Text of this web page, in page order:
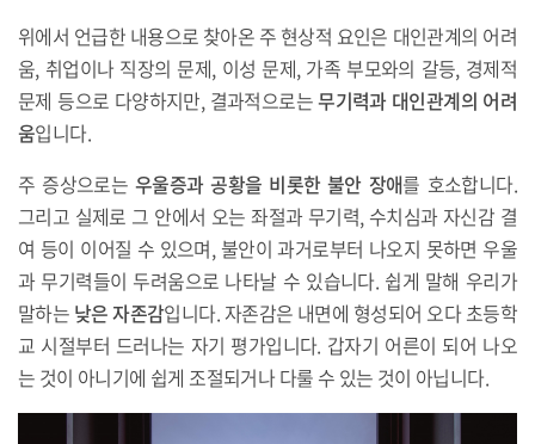
위에서 언급한 내용으로 찾아온 주 현상적 요인은 대인관계의 어려
움, 취업이나 직장의 문제, 이성 문제, 가족 부모와의 갈등, 경제적
문제 등으로 다양하지만, 결과적으로는무기력과 대인관계의 어려
움입니다.
주 증상으로는우울증과 공황을 비롯한 불안 장애를 호소합니다.
그리고 실제로 그 안에서 오는 좌절과 무기력, 수치심과 자신감 결
여 등이 이어질 수 있으며, 불안이 과거로부터 나오지 못하면 우울
과 무기력들이 두려움으로 나타날 수 있습니다. 쉽게 말해 우리가
말하는 낮은 자존감입니다. 자존감은 내면에 형성되어 오다 초등학
교 시절부터 드러나는 자기 평가입니다. 갑자기 어른이 되어 나오
는 것이 아니기에 쉽게 조절되거나 다룰 수 있는 것이 아닙니다.